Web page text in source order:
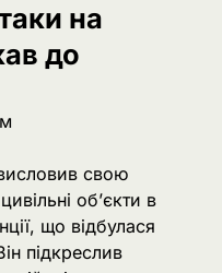
на
до
свою
об’єкти в
що відбулася
підкреслив